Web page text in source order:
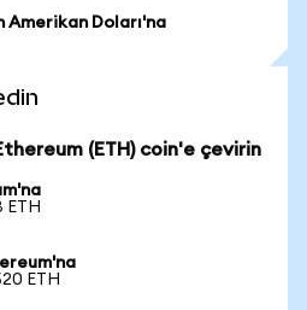
Amerikan Doları'na
(ETH) coin'e çevirin
ETH
ETH